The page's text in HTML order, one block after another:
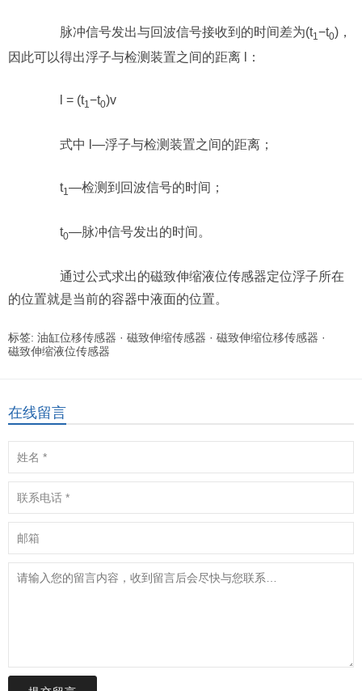
脉冲信号发出与回波信号接收到的时间差为(t1−t0)，
因此可以得出浮子与检测装置之间的距离 l：
l = (t1 −t0)v
式中 l—浮子与检测装置之间的距离；
t1—检测到回波信号的时间；
t0—脉冲信号发出的时间。
通过公式求出的磁致伸缩液位传感器定位浮子所在
的位置就是当前的容器中液面的位置。
标签: 油缸位移传感器 · 磁致伸缩传感器 · 磁致伸缩位移传感器 ·
磁致伸缩液位传感器
在线留言